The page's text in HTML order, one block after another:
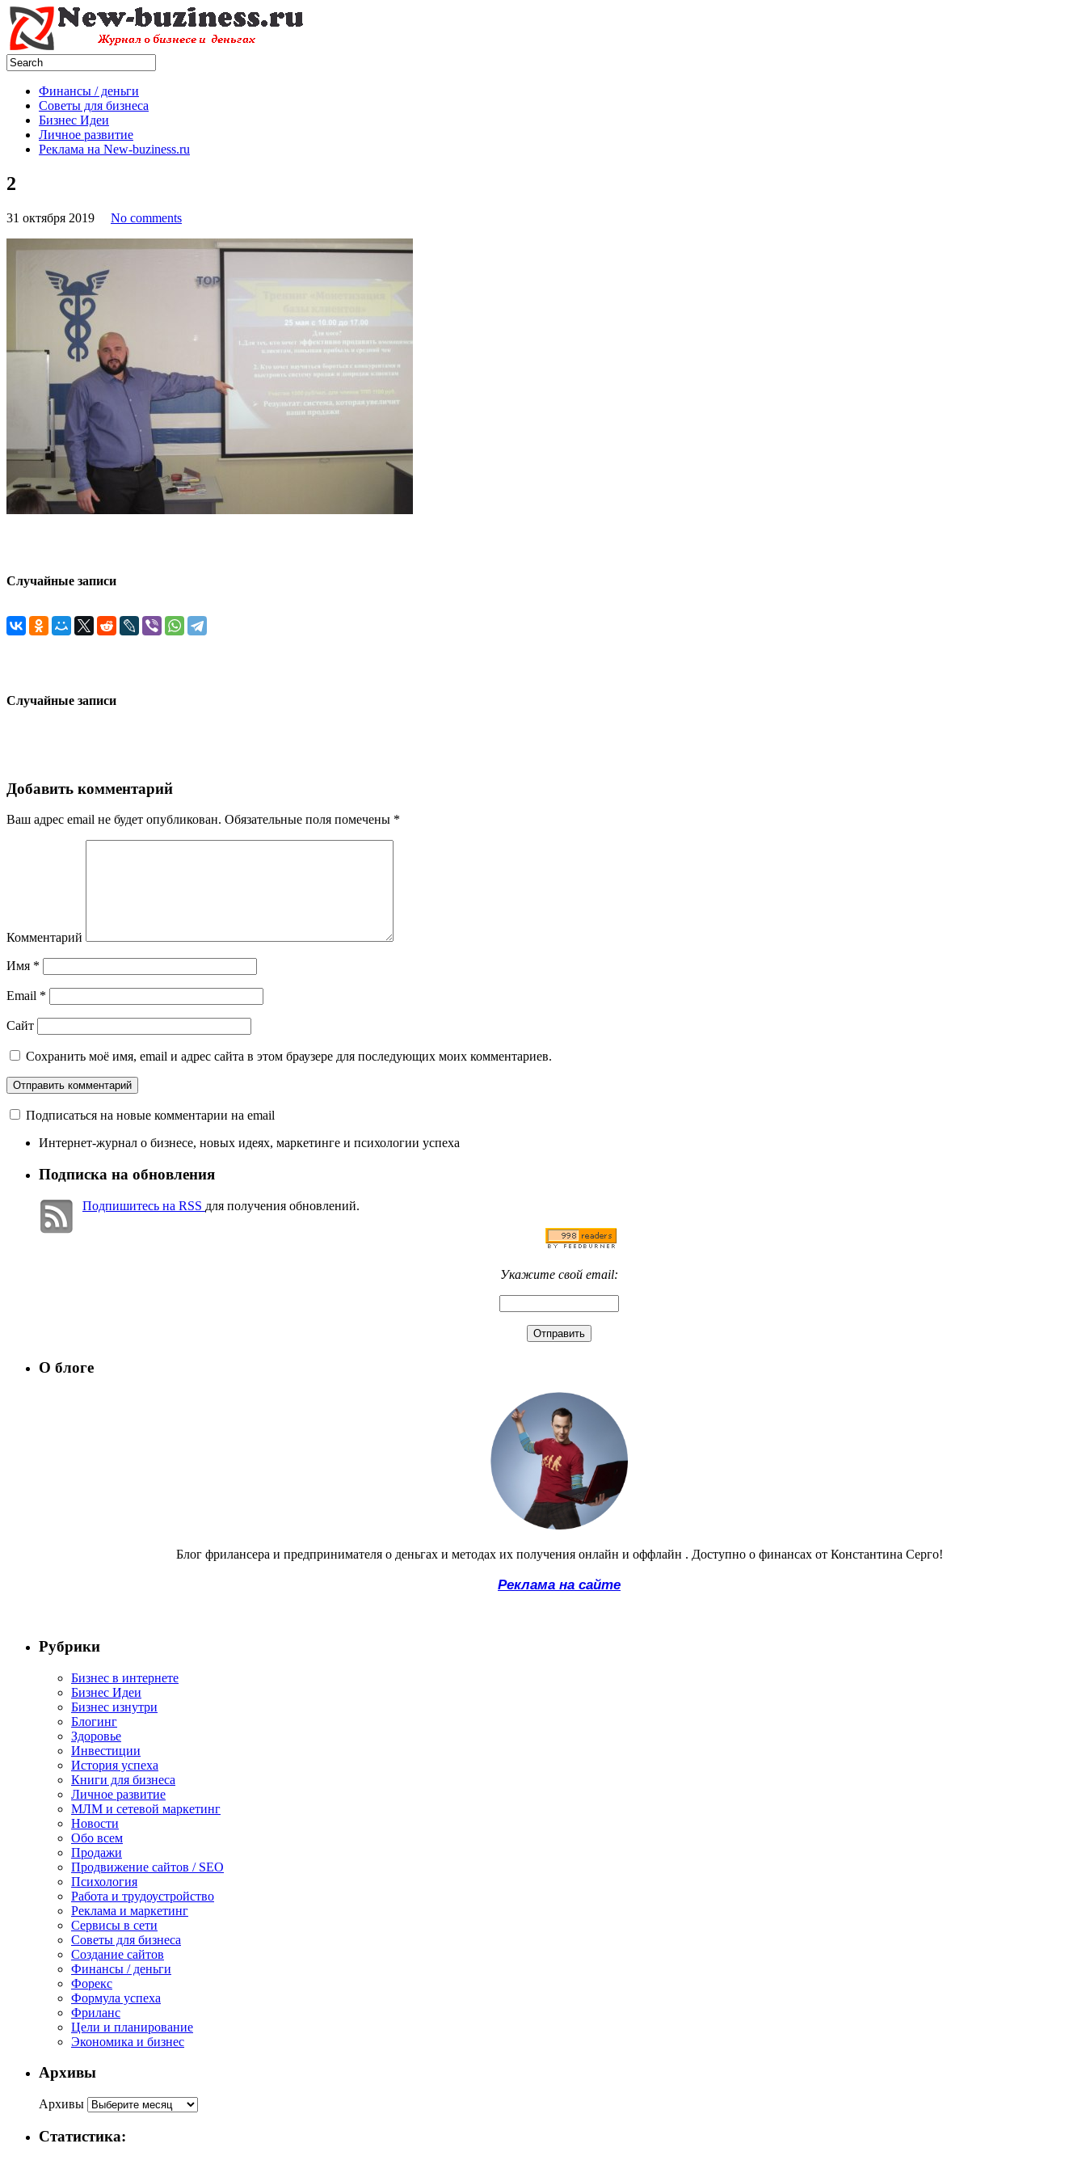
Финансы / деньги
Советы для бизнеса
Бизнес Идеи
Личное развитие
Реклама на New-buziness.ru
2
31 октября 2019 No comments
Случайные записи
Случайные записи
Добавить комментарий
Ваш адрес email не будет опубликован. Обязательные поля помечены *
Комментарий
Имя *
Email *
Сайт
Сохранить моё имя, email и адрес сайта в этом браузере для последующих моих комментариев.
Подписаться на новые комментарии на email
Интернет-журнал о бизнесе, новых идеях, маркетинге и психологии успеха
Подписка на обновления
Подпишитесь на RSS для получения обновлений.
Укажите свой email:
О блоге
Блог фрилансера и предпринимателя о деньгах и методах их получения онлайн и оффлайн . Доступно о финансах от Константина Серго!
Реклама на сайте
Рубрики
Бизнес в интернете
Бизнес Идеи
Бизнес изнутри
Блогинг
Здоровье
Инвестиции
История успеха
Книги для бизнеса
Личное развитие
МЛМ и сетевой маркетинг
Новости
Обо всем
Продажи
Продвижение сайтов / SEO
Психология
Работа и трудоустройство
Реклама и маркетинг
Сервисы в сети
Советы для бизнеса
Создание сайтов
Финансы / деньги
Форекс
Формула успеха
Фриланс
Цели и планирование
Экономика и бизнес
Архивы
Архивы
Статистика: